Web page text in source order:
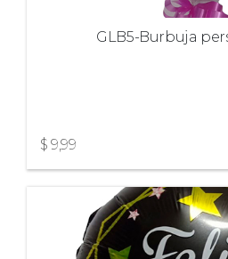
GLB5-Burbuja
$ 9,99